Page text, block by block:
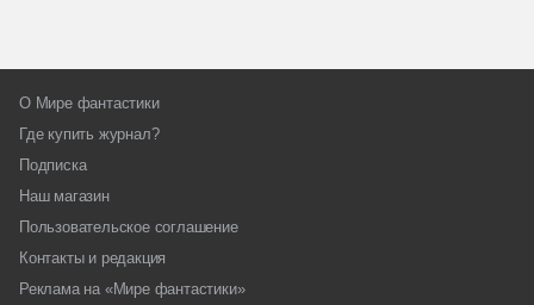
О Мире фантастики
Где купить журнал?
Подписка
Наш магазин
Пользовательское соглашение
Контакты и редакция
Реклама на «Мире фантастики»